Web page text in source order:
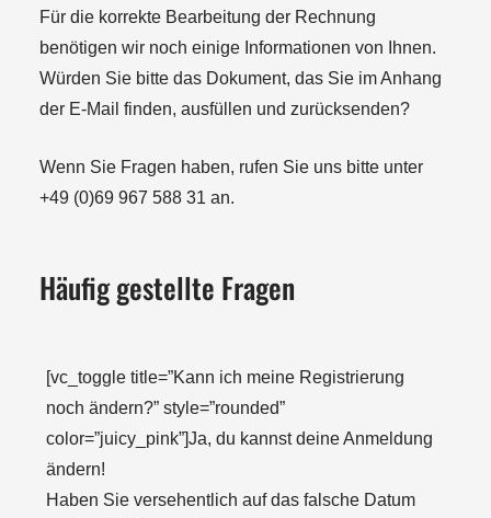
Für die korrekte Bearbeitung der Rechnung
benötigen wir noch einige Informationen von Ihnen.
Würden Sie bitte das Dokument, das Sie im Anhang
der E-Mail finden, ausfüllen und zurücksenden?
Wenn Sie Fragen haben, rufen Sie uns bitte unter
+49 (0)69 967 588 31 an.
Häufig gestellte Fragen
[vc_toggle title=”Kann ich meine Registrierung
noch ändern?” style=”rounded”
color=”juicy_pink”]Ja, du kannst deine Anmeldung
ändern!
Haben Sie versehentlich auf das falsche Datum